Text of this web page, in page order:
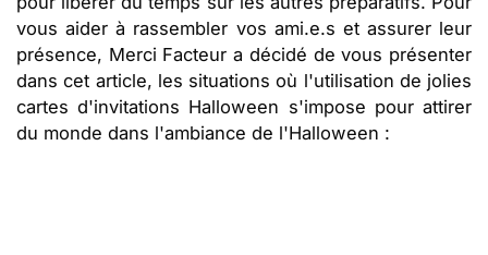
vous aider à rassembler vos ami.e.s et assurer leur
présence, Merci Facteur a décidé de vous présenter
dans cet article, les situations où l'utilisation de jolies
cartes d'invitations Halloween s'impose pour attirer
du monde dans l'ambiance de l'Halloween :